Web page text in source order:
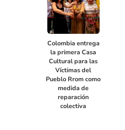
Colombia entrega
la primera Casa
Cultural para las
Víctimas del
Pueblo Rrom como
medida de
reparación
colectiva